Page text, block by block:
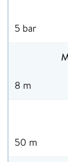
5 bar
8 m
50 m